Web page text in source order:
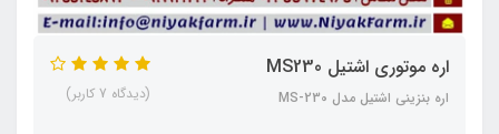
اره موتوری اشتیل MS230
اره بنزینی اشتیل مدل MS-230 (دیدگاه 7 کاربر)